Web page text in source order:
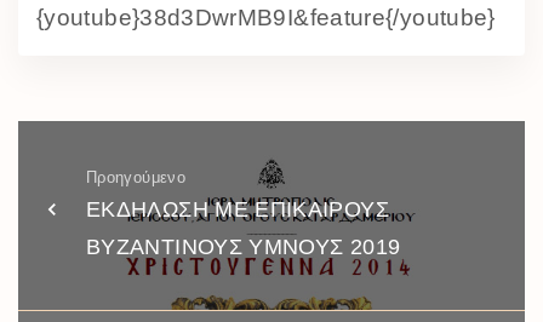
{youtube}38d3DwrMB9I&feature{/youtube}
Προηγούμενο
ΕΚΔΗΛΩΣΗ ΜΕ ΕΠΙΚΑΙΡΟΥΣ
ΒΥΖΑΝΤΙΝΟΥΣ ΥΜΝΟΥΣ 2019